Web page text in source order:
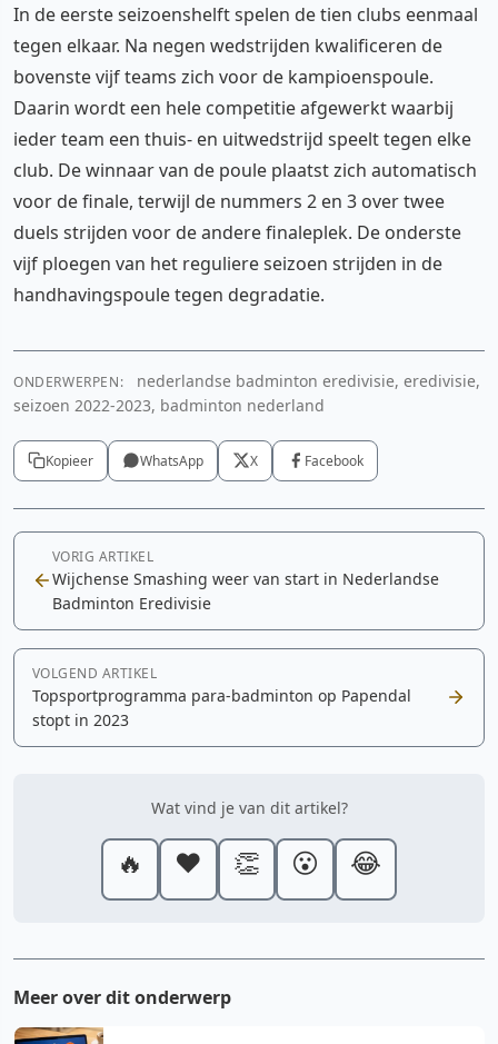
In de eerste seizoenshelft spelen de tien clubs eenmaal
tegen elkaar. Na negen wedstrijden kwalificeren de
bovenste vijf teams zich voor de kampioenspoule.
Daarin wordt een hele competitie afgewerkt waarbij
ieder team een thuis- en uitwedstrijd speelt tegen elke
club. De winnaar van de poule plaatst zich automatisch
voor de finale, terwijl de nummers 2 en 3 over twee
duels strijden voor de andere finaleplek. De onderste
vijf ploegen van het reguliere seizoen strijden in de
handhavingspoule tegen degradatie.
ONDERWERPEN:
nederlandse badminton eredivisie, eredivisie,
seizoen 2022-2023, badminton nederland
Kopieer WhatsApp X Facebook
VORIG ARTIKEL
Wijchense Smashing weer van start in Nederlandse
Badminton Eredivisie
VOLGEND ARTIKEL
Topsportprogramma para-badminton op Papendal
stopt in 2023
Wat vind je van dit artikel?
🔥 ❤️ 👏 😮 😂
Meer over dit onderwerp